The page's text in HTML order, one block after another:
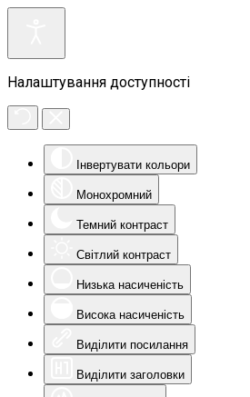
Налаштування доступності
Інвертувати кольори
Монохромний
Темний контраст
Світлий контраст
Низька насиченість
Висока насиченість
Виділити посилання
Виділити заголовки